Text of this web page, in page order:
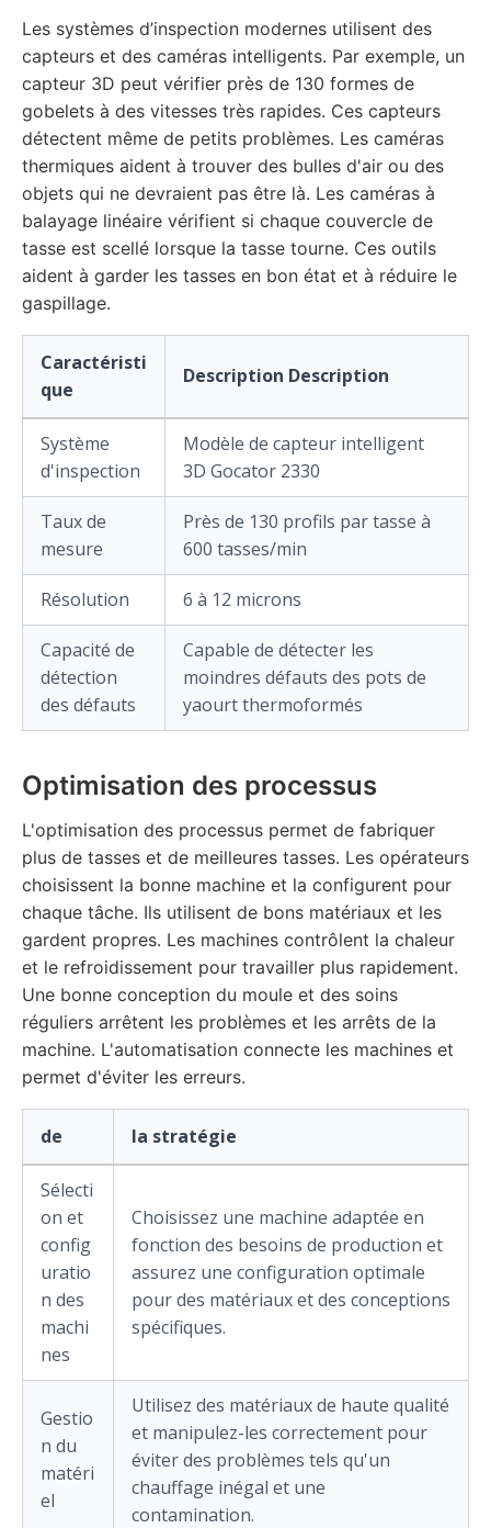
Les systèmes d’inspection modernes utilisent des
capteurs et des caméras intelligents. Par exemple, un
capteur 3D peut vérifier près de 130 formes de
gobelets à des vitesses très rapides. Ces capteurs
détectent même de petits problèmes. Les caméras
thermiques aident à trouver des bulles d'air ou des
objets qui ne devraient pas être là. Les caméras à
balayage linéaire vérifient si chaque couvercle de
tasse est scellé lorsque la tasse tourne. Ces outils
aident à garder les tasses en bon état et à réduire le
gaspillage.
Caractéristi
que
Description Description
Système
d'inspection
Modèle de capteur intelligent
3D Gocator 2330
Taux de
mesure
Près de 130 profils par tasse à
600 tasses/min
Résolution 6 à 12 microns
Capacité de
détection
des défauts
Capable de détecter les
moindres défauts des pots de
yaourt thermoformés
Optimisation des processus
L'optimisation des processus permet de fabriquer
plus de tasses et de meilleures tasses. Les opérateurs
choisissent la bonne machine et la configurent pour
chaque tâche. Ils utilisent de bons matériaux et les
gardent propres. Les machines contrôlent la chaleur
et le refroidissement pour travailler plus rapidement.
Une bonne conception du moule et des soins
réguliers arrêtent les problèmes et les arrêts de la
machine. L'automatisation connecte les machines et
permet d'éviter les erreurs.
de la stratégie
Sélecti
on et
config
uratio
n des
machi
nes
Choisissez une machine adaptée en
fonction des besoins de production et
assurez une configuration optimale
pour des matériaux et des conceptions
spécifiques.
Gestio
n du
matéri
el
Utilisez des matériaux de haute qualité
et manipulez-les correctement pour
éviter des problèmes tels qu'un
chauffage inégal et une
contamination.